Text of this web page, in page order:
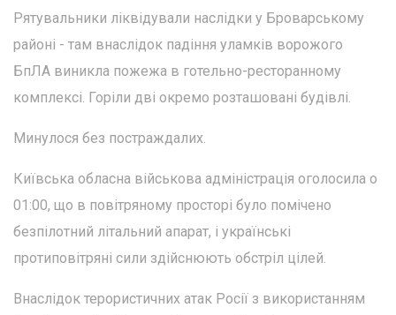
Рятувальники ліквідували наслідки у Броварському
районі - там внаслідок падіння уламків ворожого
БпЛА виникла пожежа в готельно-ресторанному
комплексі. Горіли дві окремо розташовані будівлі.
Минулося без постраждалих.
Київська обласна військова адміністрація оголосила о
01:00, що в повітряному просторі було помічено
безпілотний літальний апарат, і українські
протиповітряні сили здійснюють обстріл цілей.
Внаслідок терористичних атак Росії з використанням